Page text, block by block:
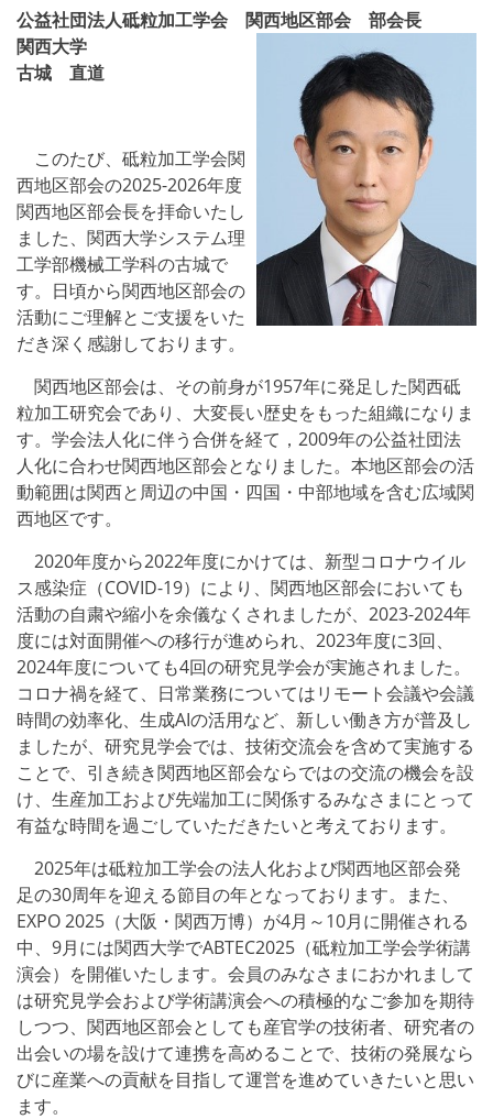
関
西
区
部
会
長
挨
拶
公益社団法⼈砥粒加⼯学会 関西地区部会 部会長
関西大学
古城 直道
このたび、砥粒加工学会関
西地区部会の2025-2026年度
関西地区部会長を拝命いたし
ました、関西大学システム理
工学部機械工学科の古城で
す。日頃から関西地区部会の
活動にご理解とご支援をいた
だき深く感謝しております。
関西地区部会は、その前身が1957年に発足した関西砥
粒加工研究会であり、大変長い歴史をもった組織になりま
す。学会法人化に伴う合併を経て，2009年の公益社団法
人化に合わせ関西地区部会となりました。本地区部会の活
動範囲は関西と周辺の中国・四国・中部地域を含む広域関
西地区です。
2020年度から2022年度にかけては、新型コロナウイル
ス感染症（COVID-19）により、関西地区部会においても
活動の自粛や縮小を余儀なくされましたが、2023-2024年
度には対面開催への移行が進められ、2023年度に3回、
2024年度についても4回の研究見学会が実施されました。
コロナ禍を経て、日常業務についてはリモート会議や会議
時間の効率化、生成AIの活用など、新しい働き方が普及し
ましたが、研究見学会では、技術交流会を含めて実施する
ことで、引き続き関西地区部会ならではの交流の機会を設
け、生産加工および先端加工に関係するみなさまにとって
有益な時間を過ごしていただきたいと考えております。
2025年は砥粒加工学会の法人化および関西地区部会発
足の30周年を迎える節目の年となっております。また、
EXPO 2025（大阪・関西万博）が4月～10月に開催される
中、9月には関西大学でABTEC2025（砥粒加工学会学術講
演会）を開催いたします。会員のみなさまにおかれまして
は研究見学会および学術講演会への積極的なご参加を期待
しつつ、関西地区部会としても産官学の技術者、研究者の
出会いの場を設けて連携を高めることで、技術の発展なら
びに産業への貢献を目指して運営を進めていきたいと思い
ます。